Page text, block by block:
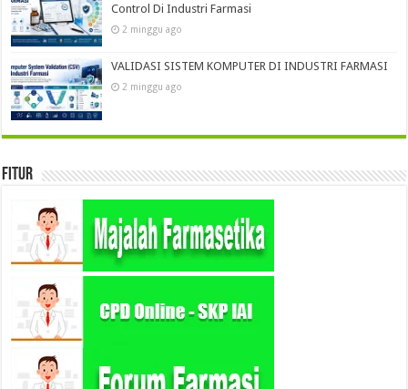
Control Di Industri Farmasi
2 minggu ago
VALIDASI SISTEM KOMPUTER DI INDUSTRI FARMASI
2 minggu ago
Fitur